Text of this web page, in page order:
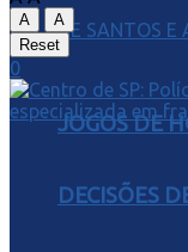
JOGOS DE
DECISÕES
A
A
Reset
0